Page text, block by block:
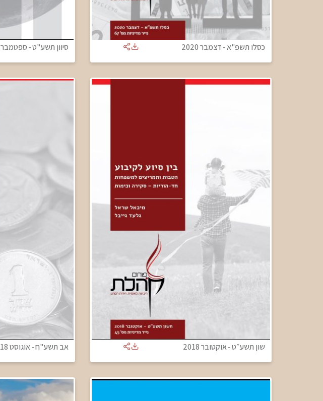
כסלו תשפ"א-דצמבר 2020 סיוון תשע"ט-ספטמבר 2019
שון תשע״ט-אוקטובר 2018 אב תשע"ח-אוגוסט 2018